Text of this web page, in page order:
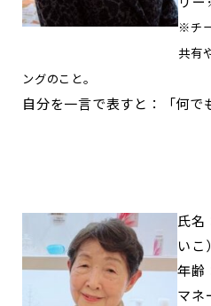
※チ
共有
ングのこと。
自分を一言で表すと：「何で
氏名
いこ）
年齢
マネ